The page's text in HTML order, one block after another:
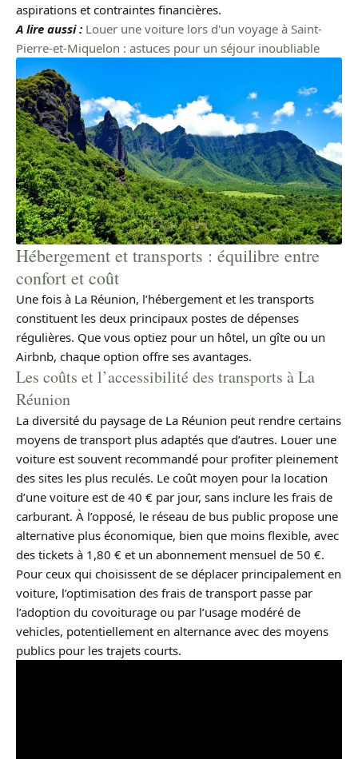
aspirations et contraintes financières.
A lire aussi : Louer une voiture lors d'un voyage à Saint-
Pierre-et-Miquelon : astuces pour un séjour inoubliable
Hébergement et transports : équilibre entre
confort et coût
Une fois à La Réunion, l’hébergement et les transports
constituent les deux principaux postes de dépenses
régulières. Que vous optiez pour un hôtel, un gîte ou un
Airbnb, chaque option offre ses avantages.
Les coûts et l’accessibilité des transports à La
Réunion
La diversité du paysage de La Réunion peut rendre certains
moyens de transport plus adaptés que d’autres. Louer une
voiture est souvent recommandé pour profiter pleinement
des sites les plus reculés. Le coût moyen pour la location
d’une voiture est de 40 € par jour, sans inclure les frais de
carburant. À l’opposé, le réseau de bus public propose une
alternative plus économique, bien que moins flexible, avec
des tickets à 1,80 € et un abonnement mensuel de 50 €.
Pour ceux qui choisissent de se déplacer principalement en
voiture, l’optimisation des frais de transport passe par
l’adoption du covoiturage ou par l’usage modéré de
vehicles, potentiellement en alternance avec des moyens
publics pour les trajets courts.